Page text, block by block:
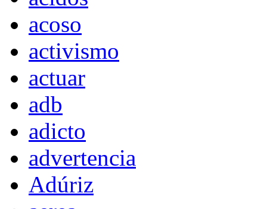
acoso
activismo
actuar
adb
adicto
advertencia
Adúriz